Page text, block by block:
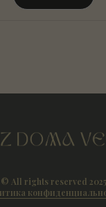
© All rights reserved 2025